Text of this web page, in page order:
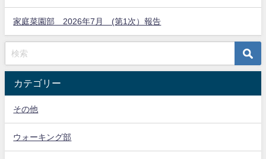
家庭菜園部 2026年7月 (第1次）報告
カテゴリー
その他
ウォーキング部